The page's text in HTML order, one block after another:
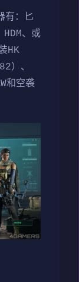
有：匕
、或
HK
）、
和空袭